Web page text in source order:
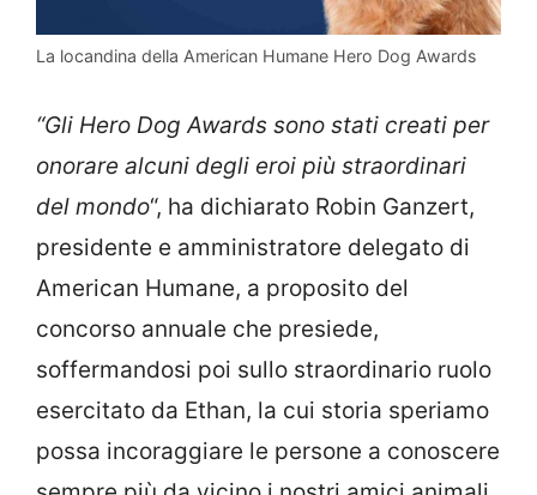
La locandina della American Humane Hero Dog Awards
“Gli Hero Dog Awards sono stati creati per
onorare alcuni degli eroi più straordinari
del mondo“, ha dichiarato Robin Ganzert,
presidente e amministratore delegato di
American Humane, a proposito del
concorso annuale che presiede,
soffermandosi poi sullo straordinario ruolo
esercitato da Ethan, la cui storia speriamo
possa incoraggiare le persone a conoscere